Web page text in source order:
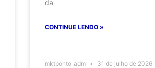
da
CONTINUE LENDO »
mktponto_adm 31 de julho de 2026